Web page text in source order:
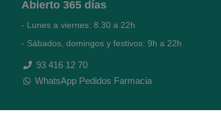
Abierto 365 días
- Lunes a viernes: 8.30 a 22h
- Sábados, domingos y festivos: 9h a 22h
93 416 12 70
WhatsApp Pedidos Farmacia